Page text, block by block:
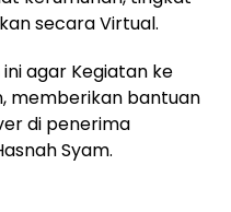
secara Virtual.
ini agar Kegiatan ke
memberikan bantuan
di penerima
Syam.